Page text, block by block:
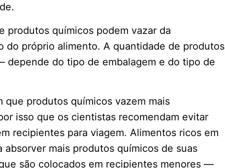
produtos químicos podem vazar da
do próprio alimento. A quantidade de produtos
do tipo de embalagem e do tipo de
produtos químicos vazem mais
isso que os cientistas recomendam evitar
recipientes para viagem. Alimentos ricos em
mais produtos químicos de suas
são colocados em recipientes menores —